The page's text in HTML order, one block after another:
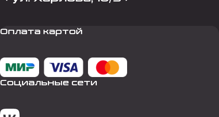
Оплата картой
Социальные сети